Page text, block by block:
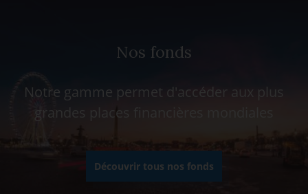
Nos fonds
Notre gamme permet d'accéder aux plus
grandes places financières mondiales
Découvrir tous nos fonds